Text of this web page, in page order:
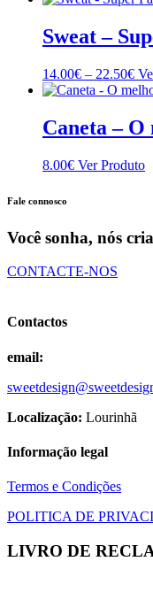
Sweat –
14.00€ – 22.50€
Caneta –
8.00€ Ver Produto
Fale connosco
Você sonha, nós
CONTACTE-NOS
Contactos
email:
Localização: Lourinhã
Informação legal
Termos e Condições
POLITICA DE
LIVRO DE